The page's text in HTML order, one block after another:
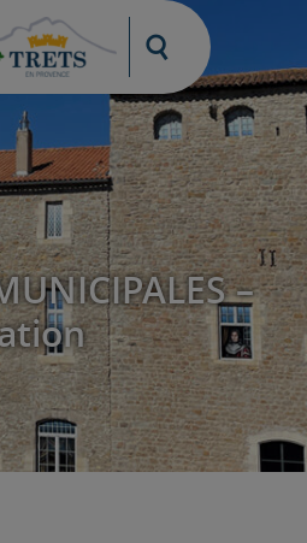
Moteur de
–